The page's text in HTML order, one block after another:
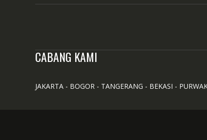
CABANG KAMI
JAKARTA - BOGOR - TANGERANG - BEKASI -